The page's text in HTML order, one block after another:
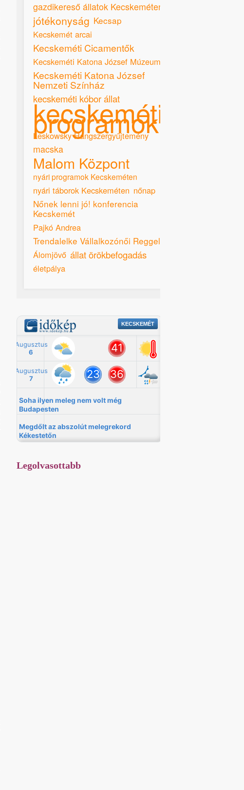
gazdikereső állatok Kecskeméten
jótékonyság Kecsap
Kecskemét arcai
Kecskeméti Cicamentők
Kecskeméti Katona József Múzeum
Kecskeméti Katona József
Nemzeti Színház
kecskeméti kóbor állat
kecskeméti
programok
Leskowsky Hangszergyűjtemény
macska
Malom Központ
nyári programok Kecskeméten
nyári táborok Kecskeméten nőnap
Nőnek lenni jó! konferencia
Kecskemét
Pajkó Andrea
Trendalelke Vállalkozónői Reggeli
Álomjövő állat örökbefogadás
életpálya
Legolvasottabb